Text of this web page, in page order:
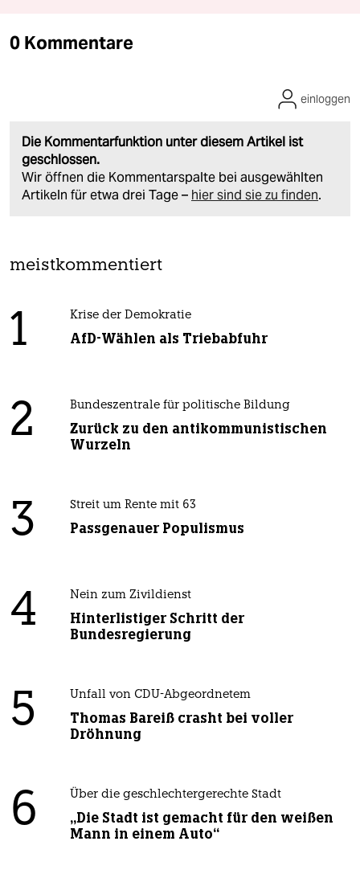
0 Kommentare
Die Kommentarfunktion unter diesem Artikel ist
geschlossen.
Wir öffnen die Kommentarspalte bei ausgewählten
Artikeln für etwa drei Tage – hier sind sie zu finden.
einloggen
meistkommentiert
1 Krise der Demokratie
AfD-Wählen als Triebabfuhr
2 Bundeszentrale für politische Bildung
Zurück zu den antikommunistischen
Wurzeln
3 Streit um Rente mit 63
Passgenauer Populismus
4 Nein zum Zivildienst
Hinterlistiger Schritt der
Bundesregierung
5 Unfall von CDU-Abgeordnetem
Thomas Bareiß crasht bei voller
Dröhnung
6 Über die geschlechtergerechte Stadt
„Die Stadt ist gemacht für den weißen
Mann in einem Auto“